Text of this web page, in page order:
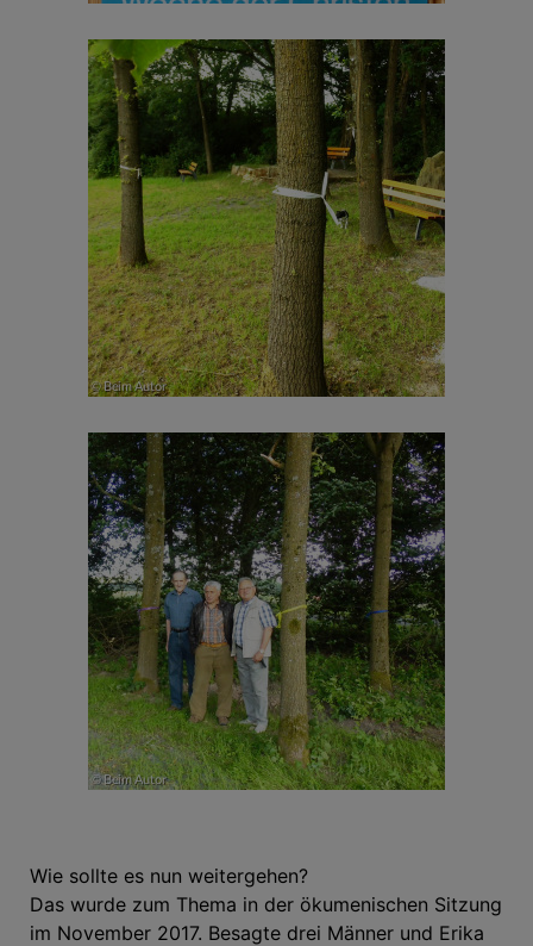
Wie sollte es nun weitergehen?
Das wurde zum Thema in der ökumenischen Sitzung
im November 2017. Besagte drei Männer und Erika